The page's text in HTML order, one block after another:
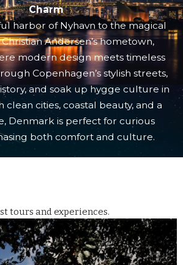
Charm
harbor of Nyhavn to the magical
Andersen’s hometown,
modern design meets timeless
Copenhagen’s stylish streets,
and soak up hygge culture in
clean cities, coastal beauty, and a
Denmark is perfect for curious
both comfort and culture.
tours and experiences.